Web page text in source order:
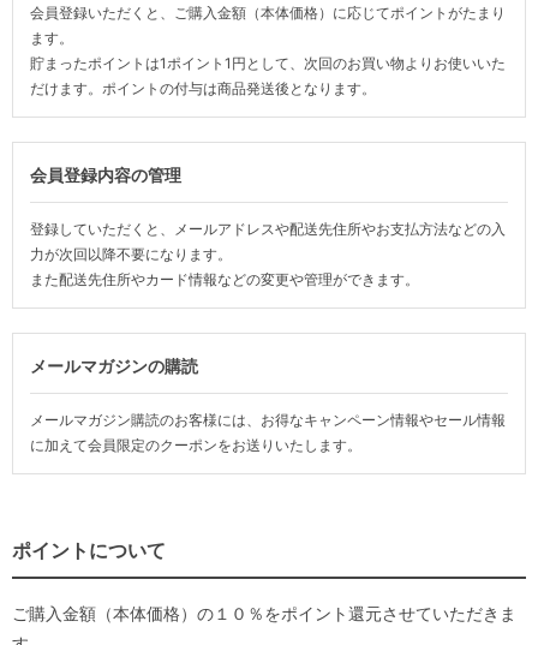
会員登録いただくと、ご購入金額（本体価格）に応じてポイントがたまり
ます。
貯まったポイントは1ポイント1円として、次回のお買い物よりお使いいた
だけます。ポイントの付与は商品発送後となります。
会員登録内容の管理
登録していただくと、メールアドレスや配送先住所やお支払方法などの入
力が次回以降不要になります。
また配送先住所やカード情報などの変更や管理ができます。
メールマガジンの購読
メールマガジン購読のお客様には、お得なキャンペーン情報やセール情報
に加えて会員限定のクーポンをお送りいたします。
ポイントについて
ご購入金額（本体価格）の１０％をポイント還元させていただきま